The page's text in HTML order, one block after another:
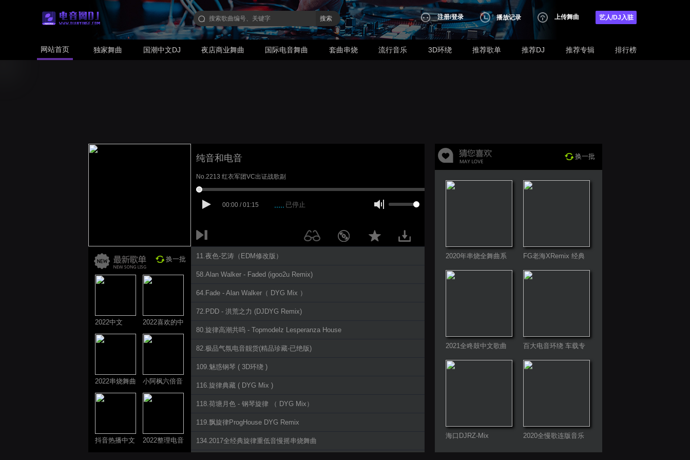
搜索 注册/登录 播放记录 上传舞曲 艺人/DJ入驻
网站首页 独家舞曲 国潮中文DJ 夜店商业舞曲 国际电音舞曲 套曲串烧 流行音乐 3D环绕 推荐歌单 推荐DJ 推荐专辑 排行榜
纯音和电音
No.2213 红衣军团VC出证战歌副
00:00 / 01:15 已停止
换一批
2022中文
ProgHouse歌
2022喜欢的中
文DJ舞曲
2022串烧舞曲
系列
小阿枫六倍音
质系列 车载
抖音热播中文
2022整理电音
11.夜色-艺涛（EDM修改版）
58.Alan Walker - Faded (igoo2u Remix)
64.Fade - Alan Walker（ DYG Mix ）
72.PDD - 洪荒之力 (DJDYG Remix)
80.旋律高潮共呜 - Topmodelz Lesperanza House
82.极品气氛电音靓货(精品珍藏-已绝版)
109.魅惑钢琴 ( 3D环绕 )
116.旋律典藏 ( DYG Mix )
118.荷塘月色 - 钢琴旋律 （ DYG Mix）
119.飘旋律ProgHouse DYG Remix
134.2017全经典旋律重低音慢摇串烧舞曲
换一批
2020年串烧全舞曲系
列
FG老海XRemix 经典
语录开场
2021全咚鼓中文歌曲
大全
百大电音环绕 车载专
属
海口DJRZ-Mix
2020全慢歌连版音乐